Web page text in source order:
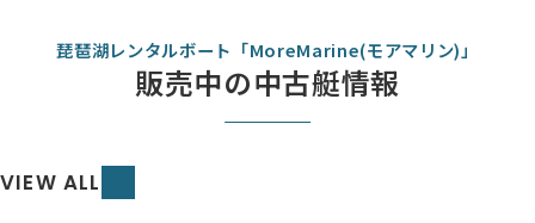
琵琶湖レンタルボート「MoreMarine(モアマリン)」
販売中の中古艇情報
VIEW ALL